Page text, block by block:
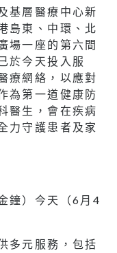
基層醫療中心新
島東、中環、北
場一座的第六間
於今天投入服
療網絡，以應對
為第一道健康防
醫生，會在疾病
力守護患者及家
鐘）今天（6月4
多元服務，包括